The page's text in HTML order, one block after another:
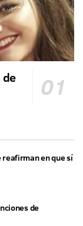
de
en que sí
de